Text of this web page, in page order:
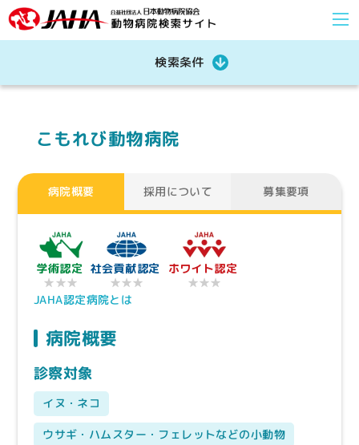
検索条件
こもれび動物病院
病院概要 採用について 募集要項
学術認定
★★★
社会貢献認定
★★★
ホワイト認定
★★★
JAHA認定病院とは
病院概要
診察対象
イヌ・ネコ
ウサギ・ハムスター・フェレットなどの小動物